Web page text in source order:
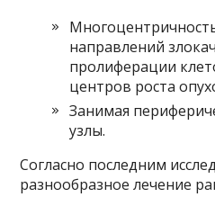
направлений
пролиферации
центров роста
Занимая
узлы.
Согласно последним
разнообразное лечение